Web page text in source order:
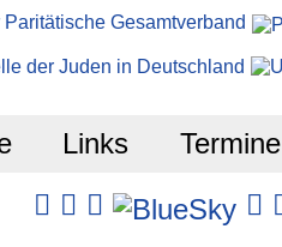
Links Termine